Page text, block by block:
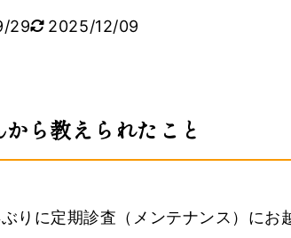
29 2025/12/09
ら教えられたこと
りに定期診査（メンテナンス）にお